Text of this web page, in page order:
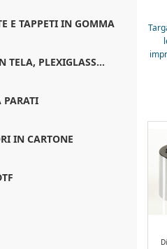
E TAPPETI IN GOMMA
TELA, PLEXIGLASS...
PARATI
IN CARTONE